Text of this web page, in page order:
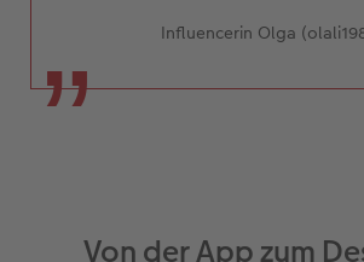
Influencerin Olga
Von der App zum